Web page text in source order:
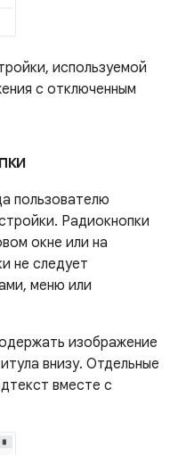
используемой
с отключенным
пользователю
Радиокнопки
окне или на
не следует
меню или
изображение
внизу. Отдельные
вместе с